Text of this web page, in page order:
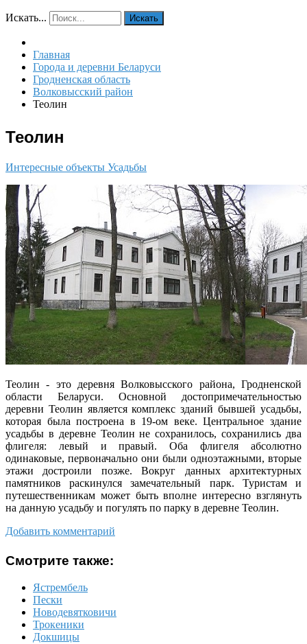
Искать... Искать
Главная
Города и деревни Беларуси
Гродненская область
Волковысский район
Теолин
Теолин
Интересные объекты Усадьбы
Теолин - это деревня Волковысского района, Гродненской
области Беларуси. Основной достопримечательностью
деревни Теолин является комплекс зданий бывшей усадьбы,
которая была построена в 19-ом веке. Центральное здание
усадьбы в деревне Теолин не сохранилось, сохранились два
флигеля: левый и правый. Оба флигеля абсолютно
одинаковые, первоначально они были одноэтажными, вторые
этажи достроили позже. Вокруг данных архитектурных
памятников раскинулся замечательный парк. Туристам и
путешественникам может быть вполне интересно взглянуть
на данную усадьбу и погулять по парку в деревне Теолин.
Добавить комментарий
Смотрите также:
Ястрембель
Пески
Новодевятковичи
Трокеники
Докшицы